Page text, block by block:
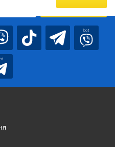
ПІДПИСАТИСЯ
bot